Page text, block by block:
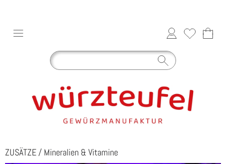
ZUSÄTZE / Mineralien & Vitamine